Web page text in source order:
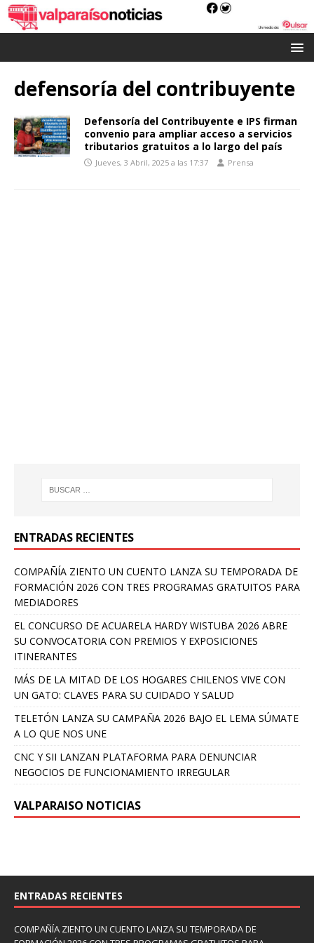
defensoría del contribuyente
Defensoría del Contribuyente e IPS firman
convenio para ampliar acceso a servicios
tributarios gratuitos a lo largo del país
Jueves, 3 Abril, 2025 a las 17:37 Prensa
ENTRADAS RECIENTES
COMPAÑÍA ZIENTO UN CUENTO LANZA SU TEMPORADA DE
FORMACIÓN 2026 CON TRES PROGRAMAS GRATUITOS PARA
MEDIADORES
EL CONCURSO DE ACUARELA HARDY WISTUBA 2026 ABRE
SU CONVOCATORIA CON PREMIOS Y EXPOSICIONES
ITINERANTES
MÁS DE LA MITAD DE LOS HOGARES CHILENOS VIVE CON
UN GATO: CLAVES PARA SU CUIDADO Y SALUD
TELETÓN LANZA SU CAMPAÑA 2026 BAJO EL LEMA SÚMATE
A LO QUE NOS UNE
CNC Y SII LANZAN PLATAFORMA PARA DENUNCIAR
NEGOCIOS DE FUNCIONAMIENTO IRREGULAR
VALPARAISO NOTICIAS
ENTRADAS RECIENTES
COMPAÑÍA ZIENTO UN CUENTO LANZA SU TEMPORADA DE